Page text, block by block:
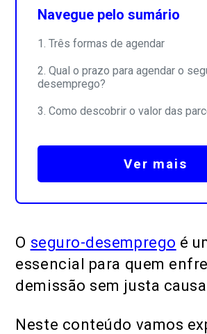
O seguro-desemprego é
essencial para quem
demissão sem justa
Neste conteúdo vamos
Navegue pelo sumário
Três formas de agendar
Qual o prazo para agendar o
desemprego?
Como descobrir o valor das
Ver mais